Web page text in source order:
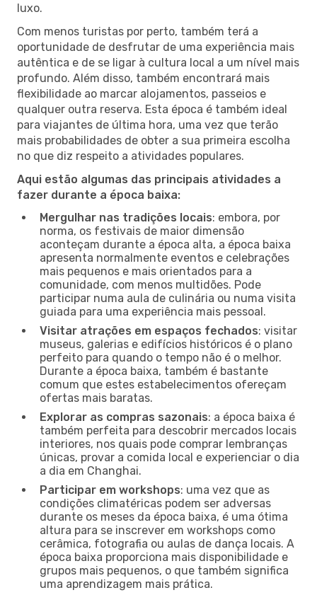
luxo.
Com menos turistas por perto, também terá a
oportunidade de desfrutar de uma experiência mais
autêntica e de se ligar à cultura local a um nível mais
profundo. Além disso, também encontrará mais
flexibilidade ao marcar alojamentos, passeios e
qualquer outra reserva. Esta época é também ideal
para viajantes de última hora, uma vez que terão
mais probabilidades de obter a sua primeira escolha
no que diz respeito a atividades populares.
Aqui estão algumas das principais atividades a
fazer durante a época baixa:
Mergulhar nas tradições locais: embora, por
norma, os festivais de maior dimensão
aconteçam durante a época alta, a época baixa
apresenta normalmente eventos e celebrações
mais pequenos e mais orientados para a
comunidade, com menos multidões. Pode
participar numa aula de culinária ou numa visita
guiada para uma experiência mais pessoal.
Visitar atrações em espaços fechados: visitar
museus, galerias e edifícios históricos é o plano
perfeito para quando o tempo não é o melhor.
Durante a época baixa, também é bastante
comum que estes estabelecimentos ofereçam
ofertas mais baratas.
Explorar as compras sazonais: a época baixa é
também perfeita para descobrir mercados locais
interiores, nos quais pode comprar lembranças
únicas, provar a comida local e experienciar o dia
a dia em Changhai.
Participar em workshops: uma vez que as
condições climatéricas podem ser adversas
durante os meses da época baixa, é uma ótima
altura para se inscrever em workshops como
cerâmica, fotografia ou aulas de dança locais. A
época baixa proporciona mais disponibilidade e
grupos mais pequenos, o que também significa
uma aprendizagem mais prática.